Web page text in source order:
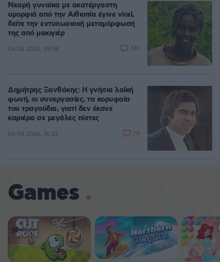
Νεαρή γυναίκα με ακατέργαστη
ομορφιά από την Αιθιοπία έγινε viral,
δείτε την εντυπωσιακή μεταμόρφωσή
της από μακιγιέρ
06.08.2026, 09:18 341
Δημήτρης Ξανθάκης: Η γνήσια λαϊκή
φωνή, οι συνεργασίες, τα κορυφαία
του τραγούδια, γιατί δεν έκανε
καριέρα σε μεγάλες πίστες
06.08.2026, 16:32 29
Games